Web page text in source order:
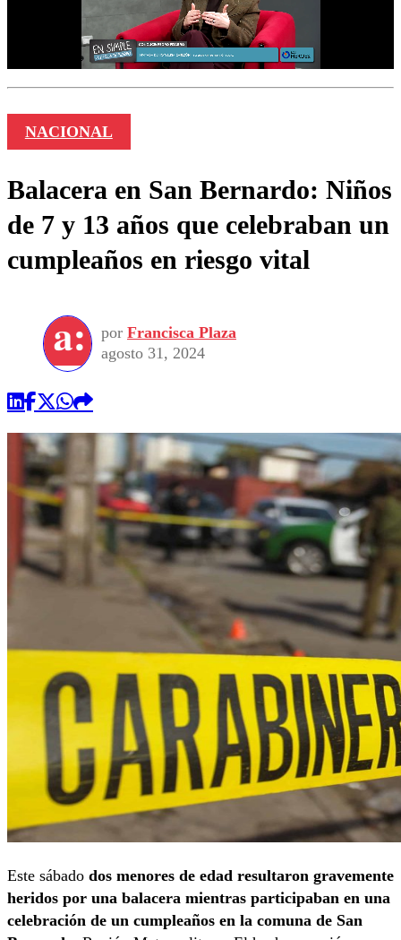
NACIONAL
Balacera en San Bernardo: Niños
de 7 y 13 años que celebraban un
cumpleaños en riesgo vital
por Francisca Plaza
agosto 31, 2024
Este sábado dos menores de edad resultaron gravemente
heridos por una balacera mientras participaban en una
celebración de un cumpleaños en la comuna de San